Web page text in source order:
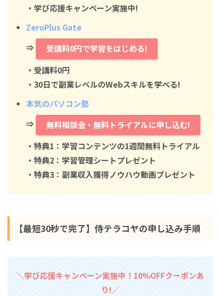
・学び応援キャンペーン実施中!
ZeroPlus Gate
⇒
受講料0円で学習をはじめる!
・ 受講料0円
・30日で副業レベルのWebスキルを学べる!
本気のパソコン塾
⇒
無料相談会・無料トライアルに申し込む!
・特典1：学習コンテンツの1週間無料トライアル
・特典2：学習管理シートプレゼント
・特典3：副業収入獲得ノウハウ動画プレゼント
【最短30秒で完了】侍テラコヤの申し込み手順
＼学び応援キャンペーン実施中！10%OFFクーポンあ
り!／